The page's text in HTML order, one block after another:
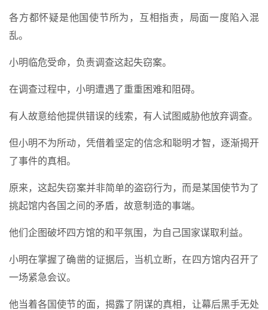
各方都怀疑是他国使节所为，互相指责，局面一度陷入混
乱。
小明临危受命，负责调查这起失窃案。
在调查过程中，小明遭遇了重重困难和阻碍。
有人故意给他提供错误的线索，有人试图威胁他放弃调查。
但小明不为所动，凭借着坚定的信念和聪明才智，逐渐揭开
了事件的真相。
原来，这起失窃案并非简单的盗窃行为，而是某国使节为了
挑起馆内各国之间的矛盾，故意制造的事端。
他们企图破坏四方馆的和平氛围，为自己国家谋取利益。
小明在掌握了确凿的证据后，当机立断，在四方馆内召开了
一场紧急会议。
他当着各国使节的面，揭露了阴谋的真相，让幕后黑手无处